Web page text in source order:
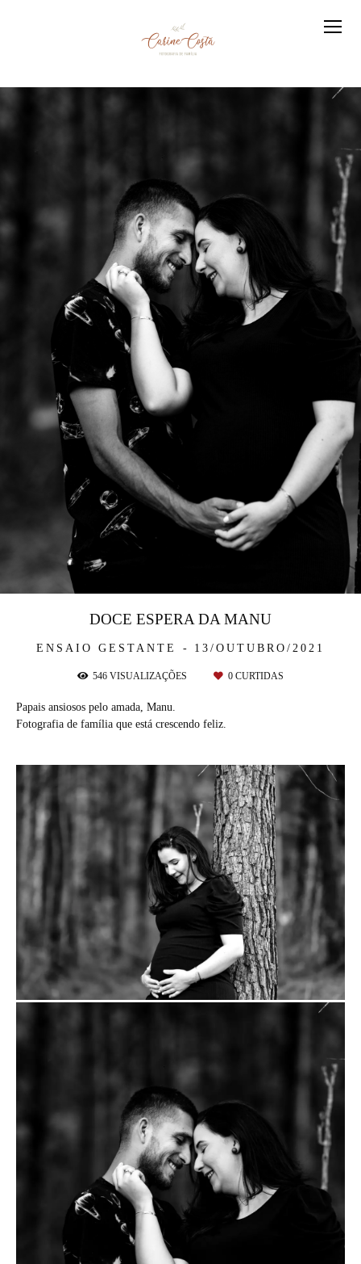
ENSAIO GESTANTE 13/OUTUBRO/2021
DOCE ESPERA DA MANU
546 VISUALIZAÇÕES 0 CURTIDAS
Papais ansiosos pelo amada, Manu.
Fotografia de família que está crescendo feliz.